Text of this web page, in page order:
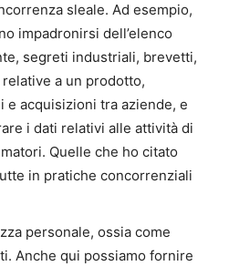
sleale. Ad esempio,
impadronirsi dell’elenco
segreti industriali, brevetti,
a un prodotto,
e acquisizioni tra aziende, e
i dati relativi alle attività di
Quelle che ho citato
in pratiche concorrenziali
personale, ossia come
Anche qui possiamo fornire